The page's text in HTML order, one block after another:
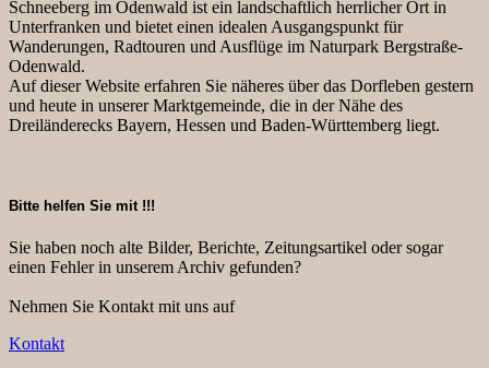
Schneeberg im Odenwald ist ein landschaftlich herrlicher Ort in
Unterfranken und bietet einen idealen Ausgangspunkt für
Wanderungen, Radtouren und Ausflüge im Naturpark Bergstraße-
Odenwald.
Auf dieser Website erfahren Sie näheres über das Dorfleben gestern
und heute in unserer Marktgemeinde, die in der Nähe des
Dreiländerecks Bayern, Hessen und Baden-Württemberg liegt.
Bitte helfen Sie mit !!!
Sie haben noch alte Bilder, Berichte, Zeitungsartikel oder sogar
einen Fehler in unserem Archiv gefunden?
Nehmen Sie Kontakt mit uns auf
Kontakt